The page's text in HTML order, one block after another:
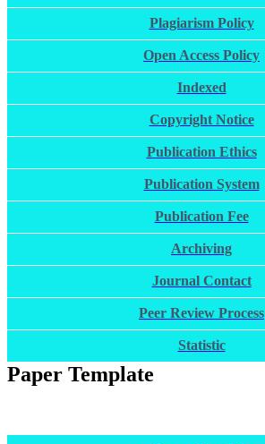
Plagiarism Policy
Open Access Policy
Indexed
Copyright Notice
Publication Ethics
Publication System
Publication Fee
Archiving
Journal Contact
Peer Review Process
Statistic
Paper Template